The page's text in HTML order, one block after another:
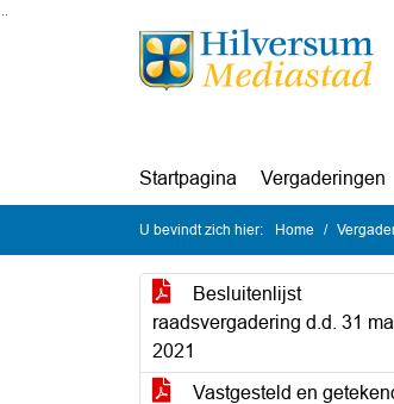
Ga naar de inhoud van deze pagina
Ga naar het zoeken
Ga naar het menu
Startpagina Vergaderingen
U bevindt zich hier: Home
Besluitenlijst
raadsvergadering d.d. 31
2021
Vastgesteld en